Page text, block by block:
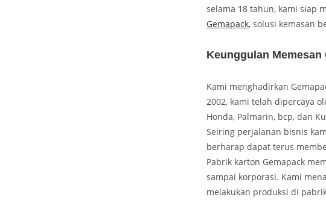
selama 18 tahun, kami siap
Gemapack, solusi kemasan
Keunggulan
Kami menghadirkan
2002, kami telah dipercaya
Honda, Palmarin, bcp, dan
Seiring perjalanan bisnis
berharap dapat terus
Pabrik karton Gemapack
sampai korporasi. Kami
melakukan produksi di